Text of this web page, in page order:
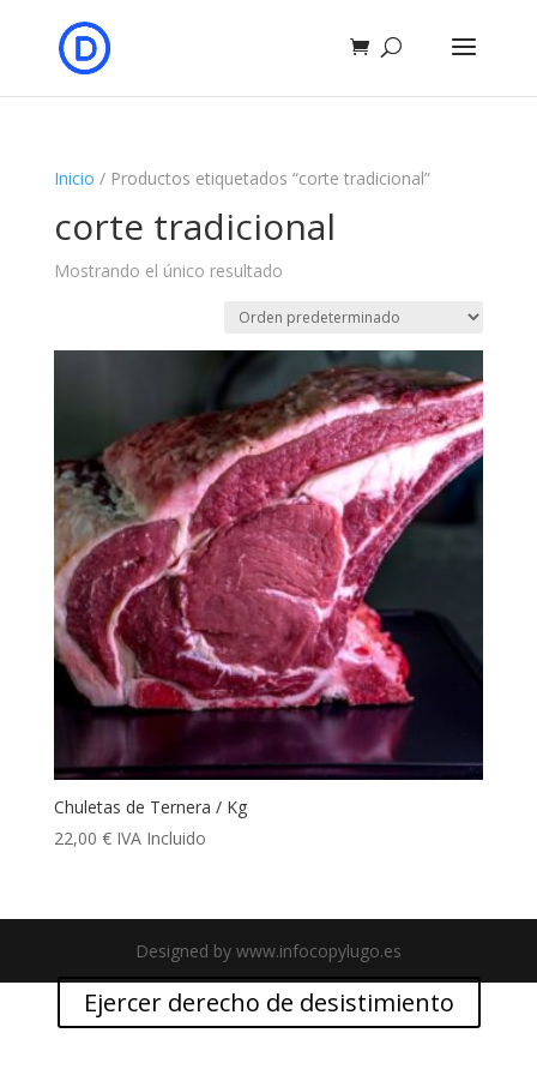
Inicio / Productos etiquetados “corte tradicional”
corte tradicional
Mostrando el único resultado
Chuletas de Ternera / Kg
22,00 € IVA Incluido
Designed by www.infocopylugo.es
Ejercer derecho de desistimiento